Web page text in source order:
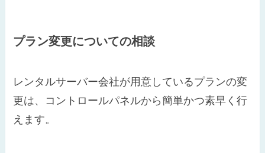
プラン変更についての相談
レンタルサーバー会社が用意しているプランの変
更は、コントロールパネルから簡単かつ素早く行
えます。